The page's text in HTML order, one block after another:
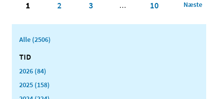
1 2 3 … 10 Næste
Alle (2506)
TID
2026 (84)
2025 (158)